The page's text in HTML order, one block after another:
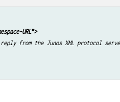
URL">
from the Junos XML protocol